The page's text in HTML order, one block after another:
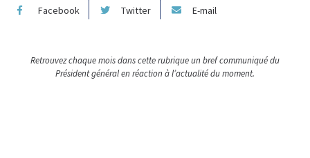
Facebook Twitter E-mail
Retrouvez chaque mois dans cette rubrique un bref communiqué du
Président général en réaction à l’actualité du moment.